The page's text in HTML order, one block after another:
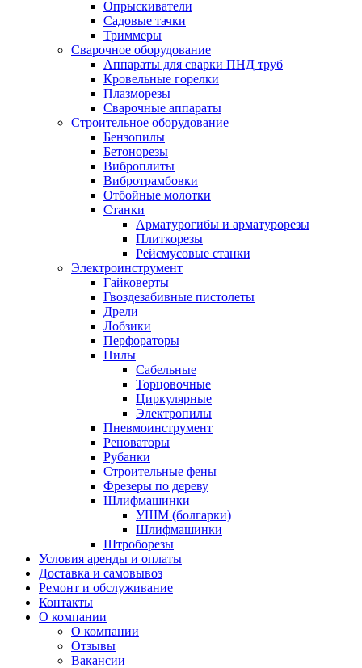
Опрыскиватели
Садовые тачки
Триммеры
Сварочное оборудование
Аппараты для сварки ПНД труб
Кровельные горелки
Плазморезы
Сварочные аппараты
Строительное оборудование
Бензопилы
Бетонорезы
Виброплиты
Вибротрамбовки
Отбойные молотки
Станки
Арматурогибы и арматурорезы
Плиткорезы
Рейсмусовые станки
Электроинструмент
Гайковерты
Гвоздезабивные пистолеты
Дрели
Лобзики
Перфораторы
Пилы
Сабельные
Торцовочные
Циркулярные
Электропилы
Пневмоинструмент
Реноваторы
Рубанки
Строительные фены
Фрезеры по дереву
Шлифмашинки
УШМ (болгарки)
Шлифмашинки
Штроборезы
Условия аренды и оплаты
Доставка и самовывоз
Ремонт и обслуживание
Контакты
О компании
О компании
Отзывы
Вакансии